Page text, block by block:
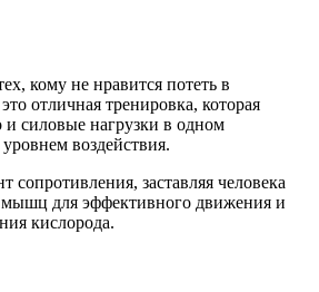
кому не нравится потеть в
отличная тренировка, которая
и силовые нагрузки в одном
воздействия.
сопротивления, заставляя человека
мышц для эффективного движения и
кислорода.